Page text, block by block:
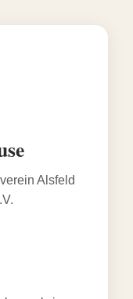
Alsfeld